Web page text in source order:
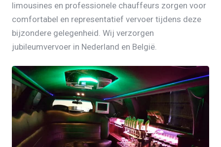
limousines en professionele chauffeurs zorgen voor
comfortabel en representatief vervoer tijdens deze
bijzondere gelegenheid. Wij verzorgen
jubileumvervoer in Nederland en België.